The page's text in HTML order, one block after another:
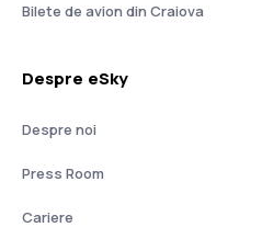
Bilete de avion din Craiova
Despre eSky
Despre noi
Press Room
Cariere